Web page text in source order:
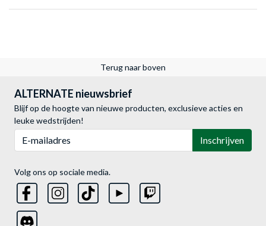
Terug naar boven
ALTERNATE nieuwsbrief
Blijf op de hoogte van nieuwe producten, exclusieve acties en
leuke wedstrijden!
Inschrijven
Volg ons op sociale media.